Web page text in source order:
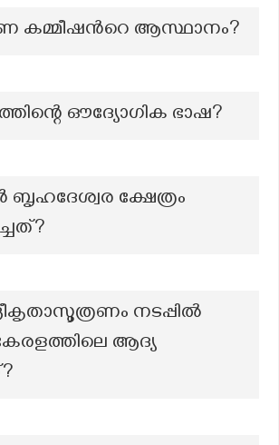
കമ്മീഷന്‍റെ ആസ്ഥാനം?
ഔദ്യോഗിക ഭാഷ?
ബൃഹദേശ്വര ക്ഷേത്രം
നടപ്പിൽ
ആദ്യ